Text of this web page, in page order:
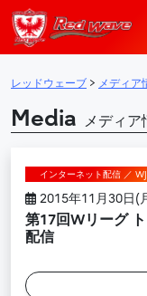
メインナビゲー
レッドウェーブ > メディア
Media メディア
インターネット配信 ／
2015年11月30日(
第17回Wリーグ
配信